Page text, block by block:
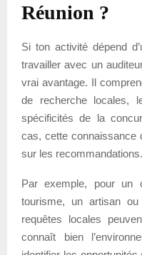
Réunion ?
Si ton activité dépend
travailler avec un
vrai avantage. Il
de recherche locales,
spécificités de la
cas, cette connaissance
sur les recommandations.
Par exemple, pour un
tourisme, un artisan
requêtes locales
connaît bien